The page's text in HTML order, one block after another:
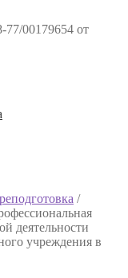
77/00179654 от
/
деятельности
учреждения в